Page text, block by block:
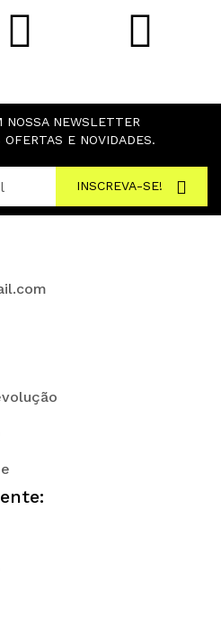
NOSSA NEWSLETTER
OFERTAS E NOVIDADES.
INSCREVA-SE!